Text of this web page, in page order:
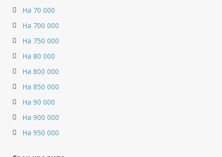
На 70 000
На 700 000
На 750 000
На 80 000
На 800 000
На 850 000
На 90 000
На 900 000
На 950 000